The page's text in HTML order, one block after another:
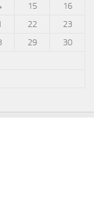
15
16
22
23
29
30